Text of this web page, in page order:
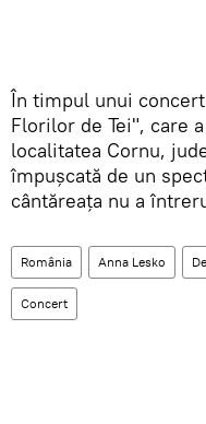
În timpul unui
Florilor de Tei", care
localitatea Cornu,
împușcată de un
cântăreața nu a
România Anna Lesko
Concert